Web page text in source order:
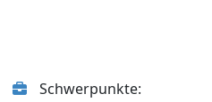
Schwerpunkte: